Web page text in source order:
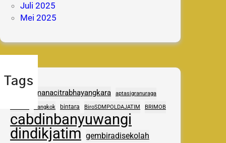
Juli 2025
Mei 2025
Tags
adhipramanacitrabhayangkara aptasigranuraga
Bangkok bintara BiroSDMPOLDAJATIM BRIMOB
cabdinbanyuwangi
dindikjatim gembiradisekolah